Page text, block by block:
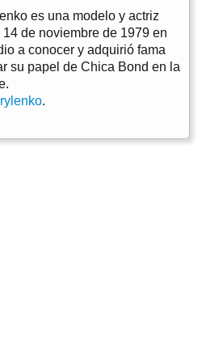
es una modelo y actriz
de noviembre de 1979 en
a conocer y adquirió fama
su papel de Chica Bond en la
.